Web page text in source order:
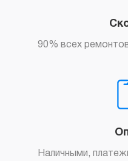
90% всех
Наличными,